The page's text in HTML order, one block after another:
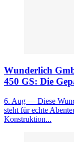
Wunderlich
450 GS: Die
6. Aug — Diese
steht für echte
Konstruktion...